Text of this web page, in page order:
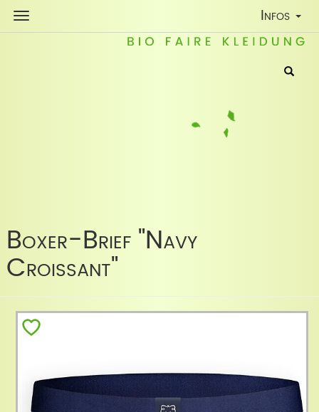
Toggle
Infos
Boxer-Brief "Navy
Croissant"